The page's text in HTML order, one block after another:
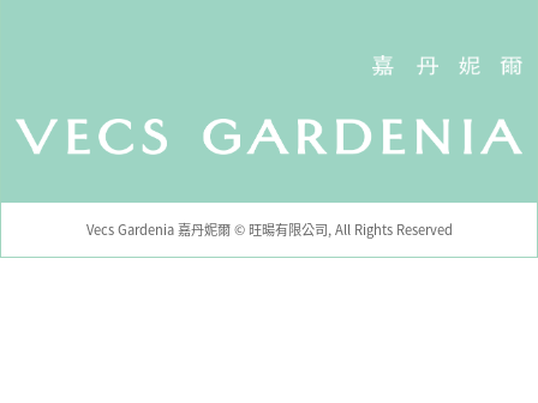
Vecs Gardenia 嘉丹妮爾 © 旺暘有限公司, All Rights Reserved